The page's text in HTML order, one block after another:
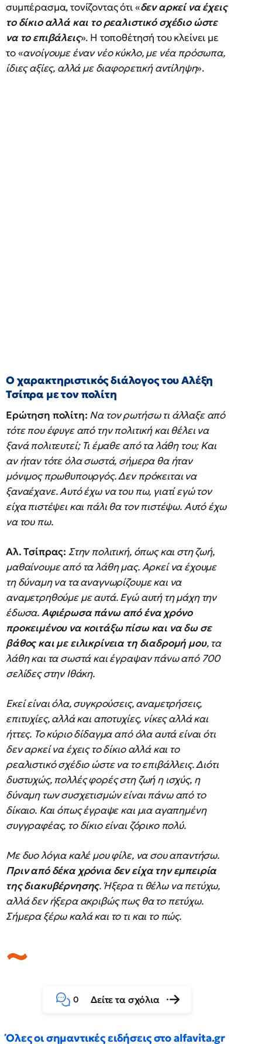
συμπέρασμα, τονίζοντας ότι «δεν αρκεί να έχεις
το δίκιο αλλά και το ρεαλιστικό σχέδιο ώστε
να το επιβάλεις». Η τοποθέτησή του κλείνει με
το «ανοίγουμε έναν νέο κύκλο, με νέα πρόσωπα,
ίδιες αξίες, αλλά με διαφορετική αντίληψη».
Ο χαρακτηριστικός διάλογος του Αλέξη
Τσίπρα με τον πολίτη
Ερώτηση πολίτη: Να τον ρωτήσω τι άλλαξε από
τότε που έφυγε από την πολιτική και θέλει να
ξανά πολιτευτεί; Τι έμαθε από τα λάθη του; Και
αν ήταν τότε όλα σωστά, σήμερα θα ήταν
μόνιμος πρωθυπουργός. Δεν πρόκειται να
ξαναέχανε. Αυτό έχω να του πω, γιατί εγώ τον
είχα πιστέψει και πάλι θα τον πιστέψω. Αυτό έχω
να του πω.
Αλ. Τσίπρας: Στην πολιτική, όπως και στη ζωή,
μαθαίνουμε από τα λάθη μας. Αρκεί να έχουμε
τη δύναμη να τα αναγνωρίζουμε και να
αναμετρηθούμε με αυτά. Εγώ αυτή τη μάχη την
έδωσα.Αφιέρωσα πάνω από ένα χρόνο
προκειμένου να κοιτάξω πίσω και να δω σε
βάθος και με ειλικρίνεια τη διαδρομή μου, τα
λάθη και τα σωστά και έγραψαν πάνω από 700
σελίδες στην Ιθάκη.
Εκεί είναι όλα, συγκρούσεις, αναμετρήσεις,
επιτυχίες, αλλά και αποτυχίες, νίκες αλλά και
ήττες. Το κύριο δίδαγμα από όλα αυτά είναι ότι
δεν αρκεί να έχεις το δίκιο αλλά και το
ρεαλιστικό σχέδιο ώστε να το επιβάλλεις. Διότι
δυστυχώς, πολλές φορές στη ζωή η ισχύς, η
δύναμη των συσχετισμών είναι πάνω από το
δίκαιο. Και όπως έγραψε και μια αγαπημένη
συγγραφέας, το δίκιο είναι ζόρικο πολύ.
Με δυο λόγια καλέ μου φίλε, να σου απαντήσω.
Πριν από δέκα χρόνια δεν είχα την εμπειρία
της διακυβέρνησης. Ήξερα τι θέλω να πετύχω,
αλλά δεν ήξερα ακριβώς πως θα το πετύχω.
Σήμερα ξέρω καλά και το τι και το πώς.
0 Δείτε τα σχόλια
Όλες οι σημαντικές ειδήσεις στο alfavita.gr